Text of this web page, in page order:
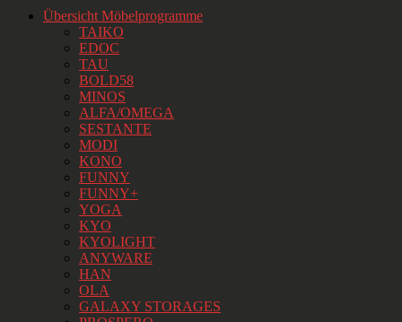
Übersicht Möbelprogramme
TAIKO
EDOC
TAU
BOLD58
MINOS
ALFA/OMEGA
SESTANTE
MODI
KONO
FUNNY
FUNNY+
YOGA
KYO
KYOLIGHT
ANYWARE
HAN
OLA
GALAXY STORAGES